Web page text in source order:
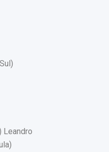
Leandro